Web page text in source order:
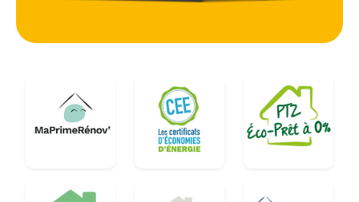
adapté aux contraintes locales est la première